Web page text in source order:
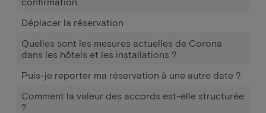
Déplacer la réservation
Quelles sont les mesures actuelles de Corona
dans les hôtels et les installations ?
Puis-je reporter ma réservation à une autre date ?
Comment la valeur des accords est-elle structurée
?